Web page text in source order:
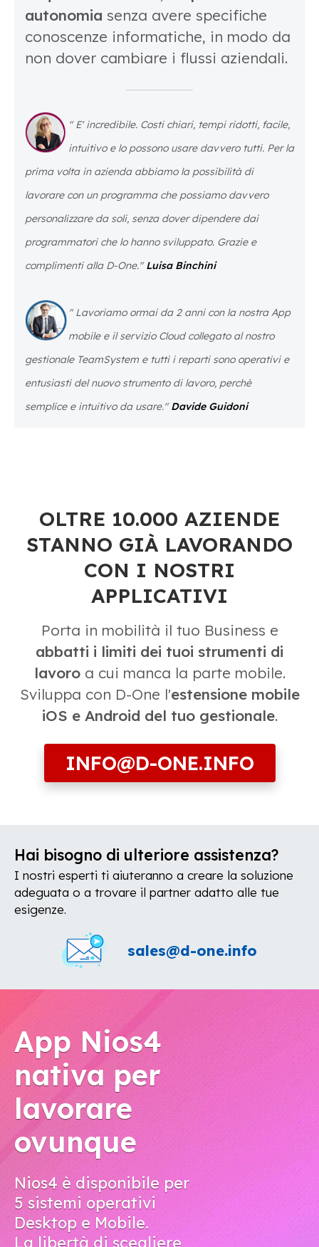
autonomia senza avere specifiche
conoscenze informatiche, in modo da
non dover cambiare i flussi aziendali.
"E' incredibile. Costi chiari, tempi ridotti, facile,
intuitivo e lo possono usare davvero tutti. Per la
prima volta in azienda abbiamo la possibilità di
lavorare con un programma che possiamo davvero
personalizzare da soli, senza dover dipendere dai
programmatori che lo hanno sviluppato. Grazie e
complimenti alla D-One."Luisa Binchini
" Lavoriamo ormai da 2 anni con la nostra App
mobile e il servizio Cloud collegato al nostro
gestionale TeamSystem e tutti i reparti sono operativi e
entusiasti del nuovo strumento di lavoro, perchè
semplice e intuitivo da usare."Davide Guidoni
OLTRE 10.000 AZIENDE
STANNO GIÀ LAVORANDO
CON I NOSTRI
APPLICATIVI
Porta in mobilità il tuo Business e
abbatti i limiti dei tuoi strumenti di
lavoroa cui manca la parte mobile.
Sviluppa con D-One l'estensione mobile
iOS e Android del tuo gestionale.
INFO@D-ONE.INFO
Hai bisogno di ulteriore assistenza?
I nostri esperti ti aiuteranno a creare la soluzione
adeguata o a trovare il partner adatto alle tue
esigenze.
sales@d-one.info
App Nios4
nativa per
lavorare
ovunque
Nios4 è disponibile per
5 sistemi operativi
Desktop e Mobile.
La libertà di scegliere